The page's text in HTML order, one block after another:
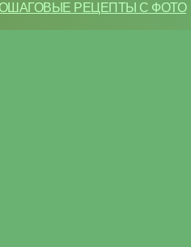
РЕЦЕПТЫ С ФОТО